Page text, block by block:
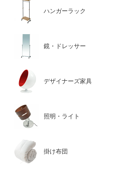
ハンガーラック
鏡・ドレッサー
デザイナーズ家具
照明・ライト
掛け布団